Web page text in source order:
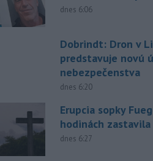
dnes 6:06
Dobrindt: Dron v
predstavuje novú
nebezpečenstva
dnes 6:20
Erupcia sopky
hodinách zastavila
dnes 6:27